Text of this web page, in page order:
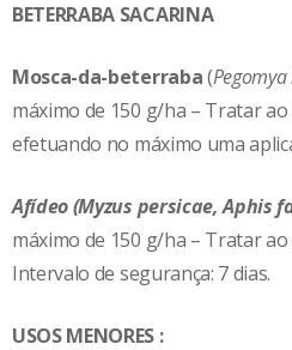
BETERRABA SACARINA
Mosca-da-beterraba(
máximo de 150 g/ha – Tratar
efetuando no máximo uma
Afídeo (Myzus persicae, Aphis
máximo de 150 g/ha – Tratar
Intervalo de segurança: 7 dias.
USOS MENORES :